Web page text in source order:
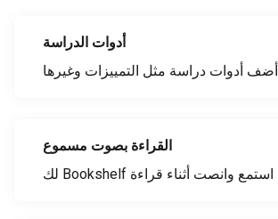
أدوات الدراسة
أضف أدوات دراسة مثل التمييزات وغيرها
القراءة بصوت مسموع
استمع وانصت أثناء قراءة Bookshelf لك